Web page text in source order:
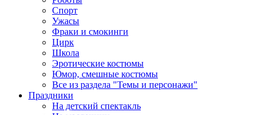
Спорт
Ужасы
Фраки и смокинги
Цирк
Школа
Эротические костюмы
Юмор, смешные костюмы
Все из раздела "Темы и персонажи"
Праздники
На детский спектакль